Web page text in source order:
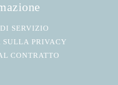
SERVIZIO
SULLA PRIVACY
CONTRATTO